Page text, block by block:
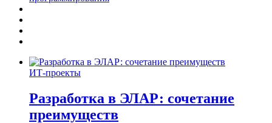
ИТ-проекты
Разработка в ЭЛАР: сочетание
преимуществ